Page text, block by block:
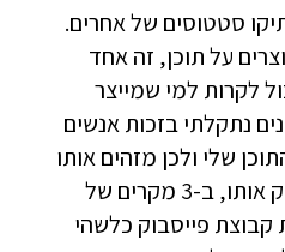
סטטוסים של אחרים.
על תוכן, זה אחד
לקרות למי שמייצר
נתקלתי בזכות אנשים
שלי ולכן מזהים אותו
גם כשמישהו אחר מעתיק אותו, ב-3 מקרים של
פייסבוק כלשהי